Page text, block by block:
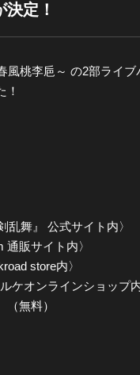
定！
桃李巵～ の2部ライ
！
乱舞』 公式サイト内〉
通販サイト内〉
store内〉
ルケオンラインショップ内
無料）